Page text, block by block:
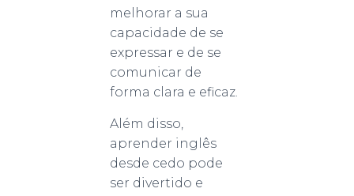
melhorar a sua
capacidade de se
expressar e de se
comunicar de
forma clara e eficaz.
Além disso,
aprender inglês
desde cedo pode
ser divertido e